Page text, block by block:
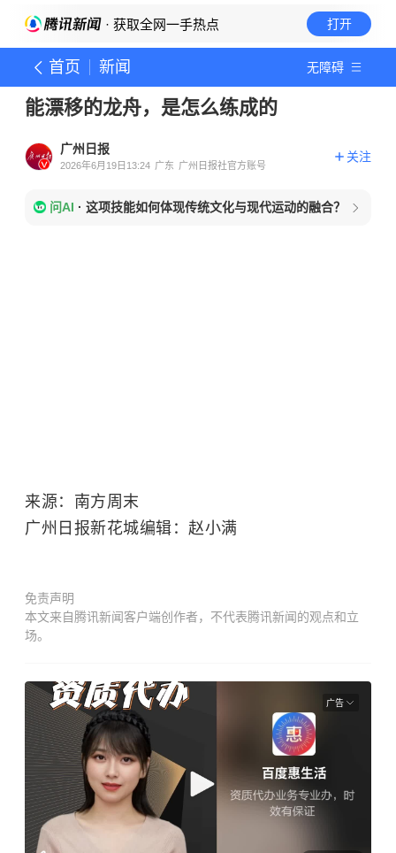
· 获取全网一手热点 打开
首页 新闻 无障碍
能漂移的龙舟，是怎么练成的
广州日报
2026年6月19日13:24 广东 广州日报社官方账号
关注
问AI · 这项技能如何体现传统文化与现代运动的融合？
来源：南方周末
广州日报新花城编辑：赵小满
免责声明
本文来自腾讯新闻客户端创作者，不代表腾讯新闻的观点和立
场。
广告